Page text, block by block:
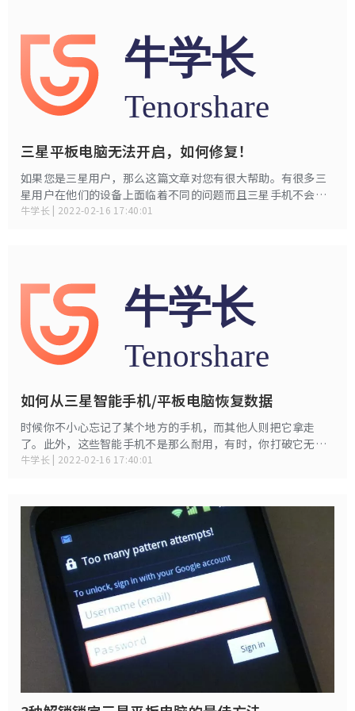
三星平板电脑无法开启，如何修复！
如果您是三星用户，那么这篇文章对您有很大帮助。有很多三
星用户在他们的设备上面临着不同的问题而且三星手机不会打
开就是其中之一。无论您是拥有三星手机还是平板电脑，如果
牛学长 | 2022-02-16 17:40:01
如何从三星智能手机/平板电脑恢复数据
时候你不小心忘记了某个地方的手机，而其他人则把它拿走
了。此外，这些智能手机不是那么耐用，有时，你打破它无法
恢复的方式。在这种情况下，第一件事就是屏幕。然后人们想
恢复三星数据的一些案例。
牛学长 | 2022-02-16 17:40:01